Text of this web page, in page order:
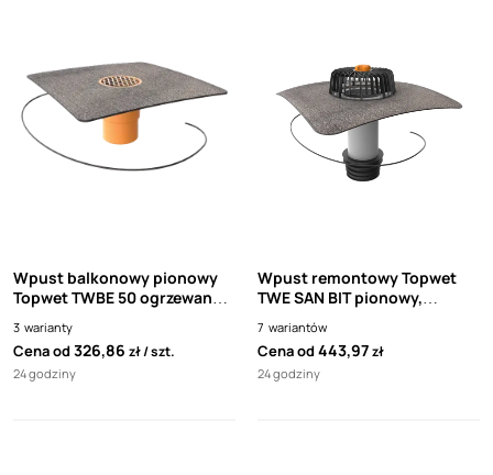
Wpust balkonowy pionowy
Topwet TWBE 50 ogrzewany z
3 warianty
Cena od326,86 zł szt.
24 godziny
Wpust remontowy Topwet
TWE SAN BIT pionowy,
kołnierz z papy
termozgrzewalnej, kosz
ochronny, ogrzewany 230 V z
kablem przyłączającym
7 wariantów
Cena od443,97zł
24 godziny